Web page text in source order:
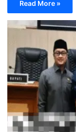
Read More »